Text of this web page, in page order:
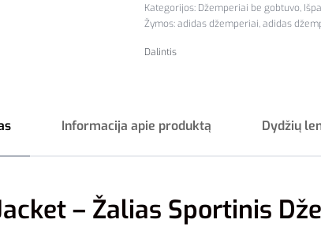
Kategorijos: Džemperiai be gobtuvo,
Žymos:adidas džemperiai,adidas
Dalintis
Informacija apie produktą Dydžių
– Žalias Sportinis